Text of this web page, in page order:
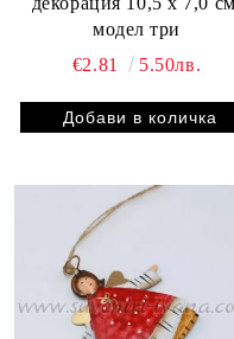
модел три
€2.81
5.50лв.